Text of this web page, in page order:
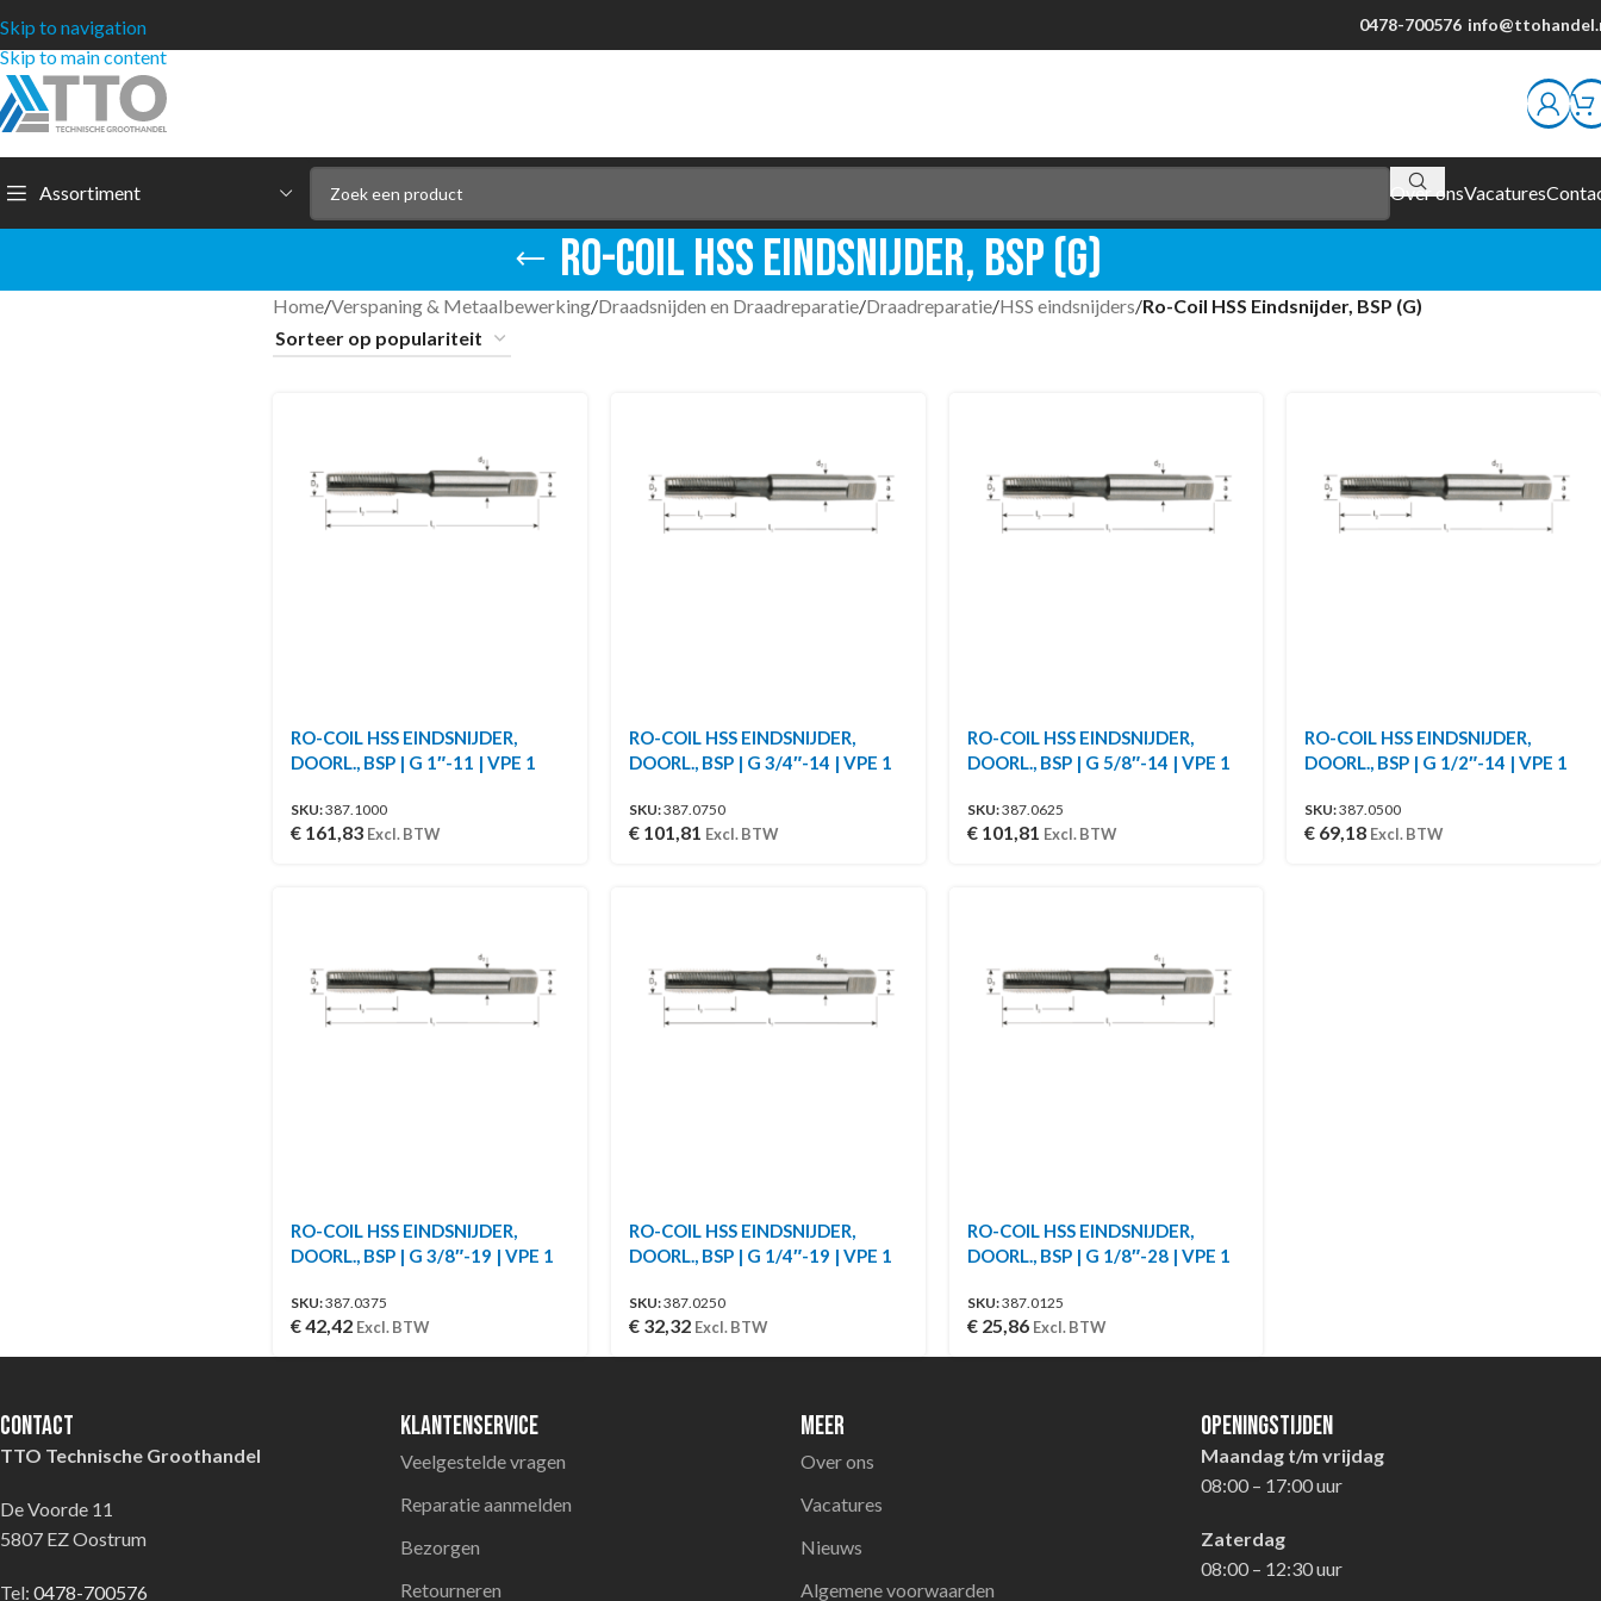
Skip to navigation
Skip to main content
0478-700576
Assortiment Over onsVacatures
Ro-Coil HSS Eindsnijder, BSP (G)
Home/Verspaning & Metaalbewerking/Draadsnijden en Draadreparatie/Draadreparatie/HSS eindsnijders/Ro-Coil HSS Eindsnijder, BSP (G)
RO-COIL HSS EINDSNIJDER,
DOORL., BSP | G 1″-11 | VPE 1
SKU:387.1000
€ 161,83 Excl. BTW
RO-COIL HSS EINDSNIJDER,
DOORL., BSP | G 3/4″-14 | VPE 1
SKU:387.0750
€101,81 Excl. BTW
RO-COIL HSS EINDSNIJDER,
DOORL., BSP | G 5/8″-14 | VPE 1
SKU:387.0625
€101,81 Excl. BTW
RO-COIL HSS EINDSNIJDER,
DOORL., BSP | G 1/2″-14 | VPE 1
SKU:387.0500
€ 69,18 Excl. BTW
RO-COIL HSS EINDSNIJDER,
DOORL., BSP | G 3/8″-19 | VPE 1
SKU:387.0375
€42,42 Excl. BTW
RO-COIL HSS EINDSNIJDER,
DOORL., BSP | G 1/4″-19 | VPE 1
SKU:387.0250
€32,32 Excl. BTW
RO-COIL HSS EINDSNIJDER,
DOORL., BSP | G 1/8″-28 | VPE 1
SKU:387.0125
€25,86 Excl. BTW
Contact
TTO Technische Groothandel
De Voorde 11
5807 EZ Oostrum
Tel: 0478-700576
Klantenservice
Veelgestelde vragen
Reparatie aanmelden
Bezorgen
Retourneren
Meer
Over ons
Vacatures
Nieuws
Algemene voorwaarden
Openingstijden
Maandag t/m vrijdag
08:00 – 17:00 uur
Zaterdag
08:00 – 12:30 uur